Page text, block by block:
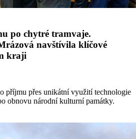
po chytré tramvaje.
navštívila klíčové
kraji
příjmu přes unikátní využití technologie
obnovu národní kulturní památky.